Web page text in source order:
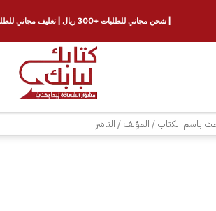
| شحن مجاني للطلبات +300 ريال | تغليف مجاني للطلبات +150 ريال |